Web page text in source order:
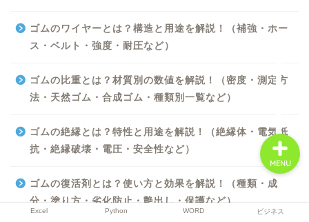
ゴムのワイヤーとは？構造と用途を解説！（補強・ホー
ス・ベルト・強度・耐圧など）
ゴムの比重とは？材質別の数値を解説！（密度・測定方
法・天然ゴム・合成ゴム・種類別一覧など）
ゴムの絶縁とは？特性と用途を解説！（絶縁体・電気抵
抗・絶縁破壊・電圧・安全性など）
ゴムの復活剤とは？使い方と効果を解説！（種類・成
分・塗り方・劣化防止・艶出し・保護など）
Excel Python WORD ビジネス
MENU
ビジネス